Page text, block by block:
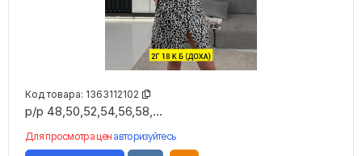
Код товара: 1363112102
р/р 48,50,52,54,56,58,...
Для просмотра цен авторизуйтесь